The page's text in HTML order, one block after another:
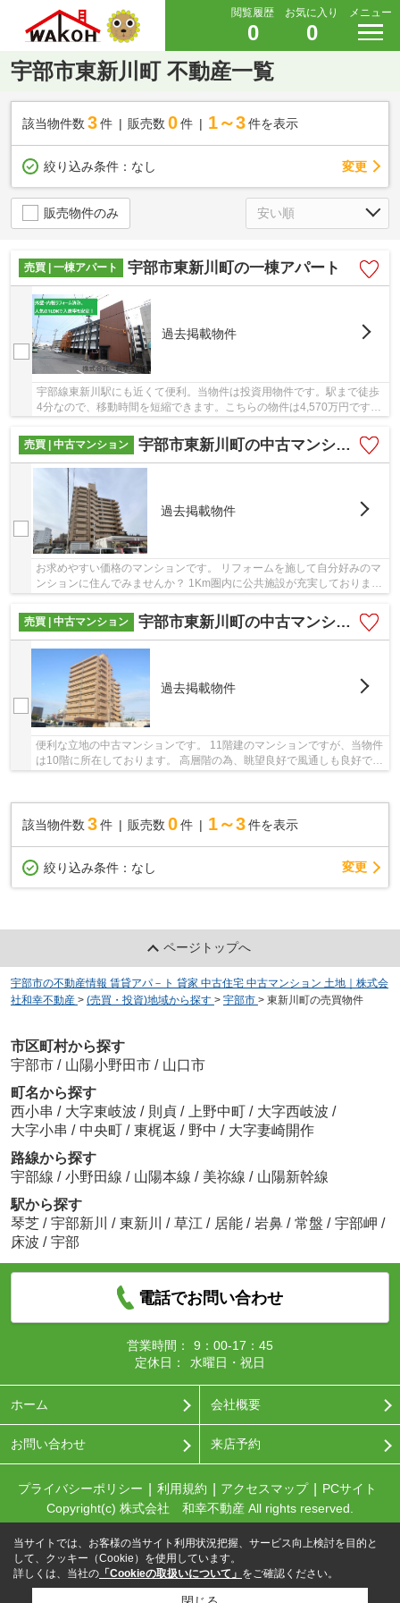
閲覧履歴
0
お気に入り
0
メニュー
宇部市東新川町 不動産一覧
該当物件数 3件 販売数 0 件 1～3 件を表示
絞り込み条件： なし 変更
販売物件のみ
売買 | 一棟アパート 宇部市東新川町の一棟アパート
過去掲載物件
宇部線東新川駅にも近くて便利。当物件は投資用物件です。駅まで徒歩
4分なので、移動時間を短縮できます。こちらの物件は4,570万円です。
売買 | 中古マンション
宇部市東新川町の中古マンション
過去掲載物件
お求めやすい価格のマンションです。 リフォームを施して自分好みのマ
ンションに住んでみませんか？ 1Km圏内に公共施設が充実しておりま
売買 | 中古マンション
宇部市東新川町の中古マンション
過去掲載物件
便利な立地の中古マンションです。 11階建のマンションですが、当物件
は10階に所在しております。 高層階の為、眺望良好で風通しも良好で
該当物件数 3件 販売数 0 件 1～3 件を表示
絞り込み条件： なし 変更
ページトップへ
宇部市の不動産情報 賃貸アパ－ト 貸家 中古住宅 中古マンション 土地｜株式会
社和幸不動産 > (売買・投資)地域から探す > 宇部市 > 東新川町の売買物件
市区町村から探す
宇部市 / 山陽小野田市 / 山口市
町名から探す
西小串 / 大字東岐波 / 則貞 / 上野中町 / 大字西岐波 /
大字小串 / 中央町 / 東梶返 / 野中 / 大字妻崎開作
路線から探す
宇部線 / 小野田線 / 山陽本線 / 美祢線 / 山陽新幹線
駅から探す
琴芝 / 宇部新川 / 東新川 / 草江 / 居能 / 岩鼻 / 常盤 / 宇部岬 /
床波 / 宇部
電話でお問い合わせ
営業時間：
9：00-17：45
定休日：
水曜日・祝日
ホーム 会社概要
お問い合わせ 来店予約
プライバシーポリシー 利用規約 アクセスマップ
PCサイト
Copyright(c) 株式会社 和幸不動産 All rights reserved.
当サイトでは、お客様の当サイト利用状況把握、サービス向上検討を目的と
して、クッキー（Cookie）を使用しています。
詳しくは、当社の 「Cookieの取扱いについて」 をご確認ください。